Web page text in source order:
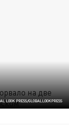
PRESS/GLOBALLOOKPRESS